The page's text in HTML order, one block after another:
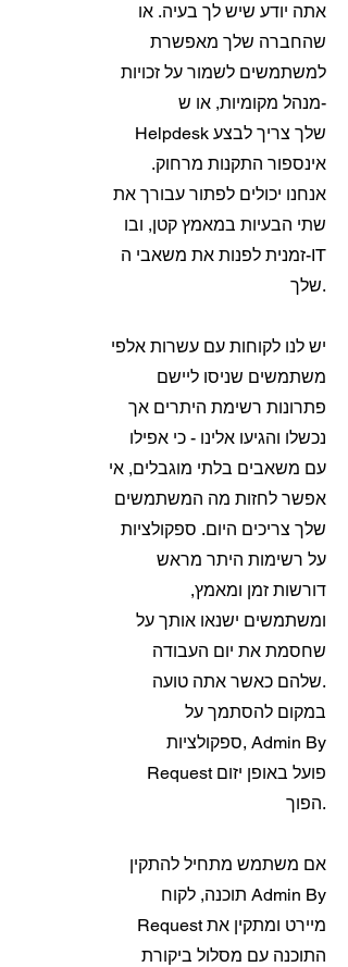
אתה יודע שיש לך בעיה. או
שהחברה שלך מאפשרת
למשתמשים לשמור על זכויות
מנהל מקומיות, או ש-
Helpdesk שלך צריך לבצע
אינספור התקנות מרחוק.
אנחנו יכולים לפתור עבורך את
שתי הבעיות במאמץ קטן, ובו
זמנית לפנות את משאבי ה-IT
שלך.
יש לנו לקוחות עם עשרות אלפי
משתמשים שניסו ליישם
פתרונות רשימת היתרים אך
נכשלו והגיעו אלינו - כי אפילו
עם משאבים בלתי מוגבלים, אי
אפשר לחזות מה המשתמשים
שלך צריכים היום. ספקולציות
על רשימות היתר מראש
דורשות זמן ומאמץ,
ומשתמשים ישנאו אותך על
שחסמת את יום העבודה
שלהם כאשר אתה טועה.
במקום להסתמך על
ספקולציות, Admin By
Request פועל באופן יזום
הפוך.
אם משתמש מתחיל להתקין
תוכנה, לקוח Admin By
Request מיירט ומתקין את
התוכנה עם מסלול ביקורת